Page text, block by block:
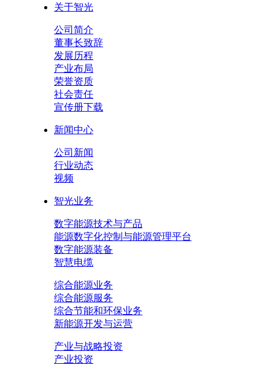
关于智光
公司简介
董事长致辞
发展历程
产业布局
荣誉资质
社会责任
宣传册下载
新闻中心
公司新闻
行业动态
视频
智光业务
数字能源技术与产品
能源数字化控制与能源管理平台
数字能源装备
智慧电缆
综合能源业务
综合能源服务
综合节能和环保业务
新能源开发与运营
产业与战略投资
产业投资